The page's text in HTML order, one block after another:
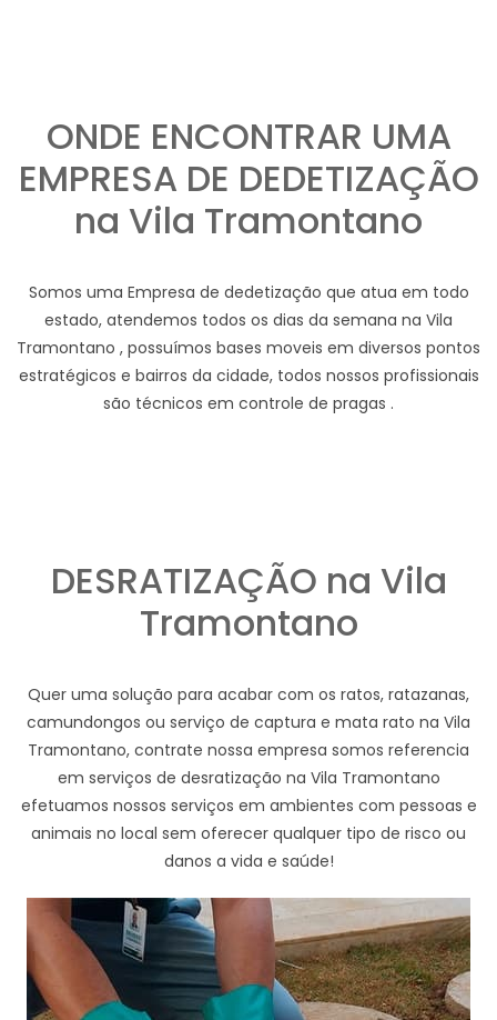
ONDE ENCONTRAR UMA
EMPRESA DE DEDETIZAÇÃO
na Vila Tramontano
Somos uma Empresa de dedetização que atua em todo
estado, atendemos todos os dias da semana na Vila
Tramontano , possuímos bases moveis em diversos pontos
estratégicos e bairros da cidade, todos nossos profissionais
são técnicos em controle de pragas .
DESRATIZAÇÃO na Vila
Tramontano
Quer uma solução para acabar com os ratos, ratazanas,
camundongos ou serviço de captura e mata rato na Vila
Tramontano, contrate nossa empresa somos referencia
em serviços de desratização na Vila Tramontano
efetuamos nossos serviços em ambientes com pessoas e
animais no local sem oferecer qualquer tipo de risco ou
danos a vida e saúde!